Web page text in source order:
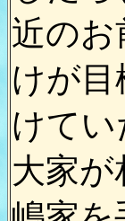
近のお
けが
けて
大家